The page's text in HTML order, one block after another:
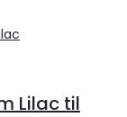
Lilac til